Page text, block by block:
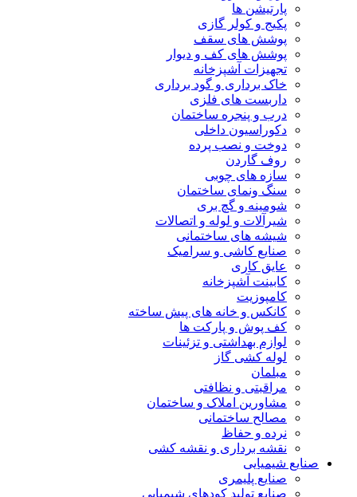
پارتیشن ها
پکیج و کولر گازی
پوشش های سقف
پوشش های کف و دیوار
تجهیزات آشپزخانه
خاک برداری و گود برداری
داربست های فلزی
درب و پنجره ساختمان
دکوراسیون داخلی
دوخت و نصب پرده
روف گاردن
سازه های چوبی
سنگ ونمای ساختمان
شومینه و گچ بری
شیرآلات و لوله و اتصالات
شیشه های ساختمانی
صنایع کاشی و سرامیک
عایق کاری
کابینت آشپزخانه
کامپوزیت
کانکس و خانه های پیش ساخته
کف پوش و پارکت ها
لوازم بهداشتی و تزئینات
لوله کشی گاز
مبلمان
مراقبتی و نظافتی
مشاورین املاک و ساختمان
مصالح ساختمانی
نرده و حفاظ
نقشه برداری و نقشه کشی
صنایع شیمیایی
صنایع پلیمری
صنایع تولید کودهای شیمیایی